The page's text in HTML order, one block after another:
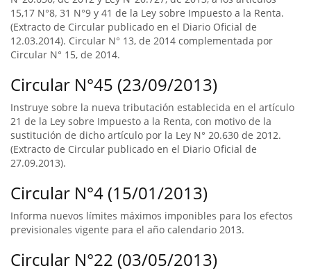
15,17 N°8, 31 N°9 y 41 de la Ley sobre Impuesto a la Renta.
(Extracto de Circular publicado en el Diario Oficial de
12.03.2014). Circular N° 13, de 2014 complementada por
Circular N° 15, de 2014.
Circular N°45 (23/09/2013)
Instruye sobre la nueva tributación establecida en el artículo
21 de la Ley sobre Impuesto a la Renta, con motivo de la
sustitución de dicho artículo por la Ley N° 20.630 de 2012.
(Extracto de Circular publicado en el Diario Oficial de
27.09.2013).
Circular N°4 (15/01/2013)
Informa nuevos límites máximos imponibles para los efectos
previsionales vigente para el año calendario 2013.
Circular N°22 (03/05/2013)